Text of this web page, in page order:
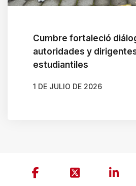
Cumbre fortaleció
autoridades y
estudiantiles
1 DE JULIO DE 2026